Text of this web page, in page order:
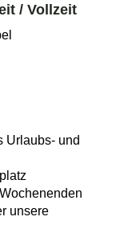
/ Vollzeit
Urlaubs- und
unsere